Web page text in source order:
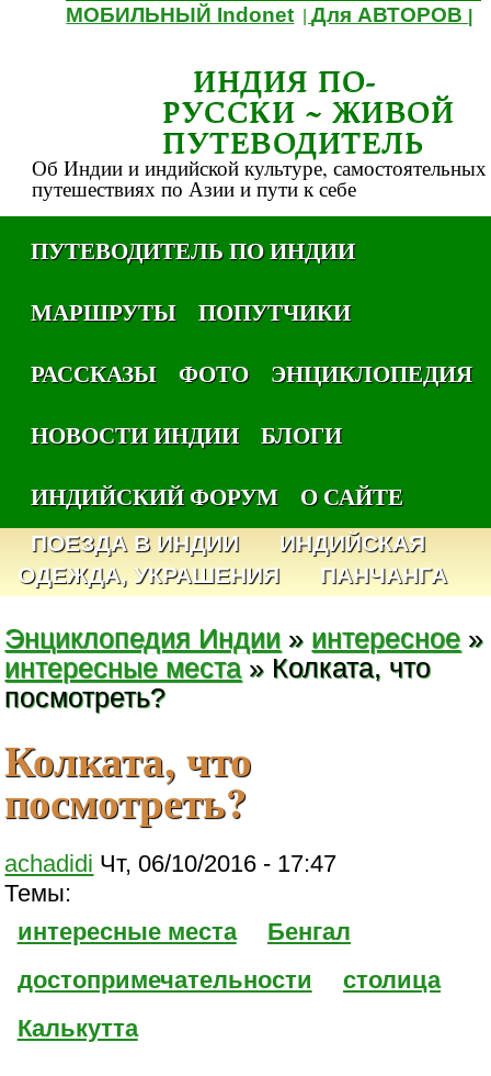
МОБИЛЬНЫЙ Indonet |Для АВТОРОВ
ИНДИЯ ПО-
РУССКИ ~ ЖИВОЙ
ПУТЕВОДИТЕЛЬ
Об Индии и индийской культуре, самостоятельных
путешествиях по Азии и пути к себе
ПУТЕВОДИТЕЛЬ ПО ИНДИИ
МАРШРУТЫ
ПОПУТЧИКИ
РАССКАЗЫ
ФОТО
ЭНЦИКЛОПЕДИЯ
НОВОСТИ ИНДИИ
БЛОГИ
ИНДИЙСКИЙ ФОРУМ
О САЙТЕ
ПОЕЗДА В ИНДИИ
ИНДИЙСКАЯ
ОДЕЖДА, УКРАШЕНИЯ
ПАНЧАНГА
Энциклопедия Индии » интересное »
интересные места » Колката, что
посмотреть?
Колката, что
посмотреть?
achadidi Чт, 06/10/2016 - 17:47
Темы:
интересные места
Бенгал
достопримечательности
столица
Калькутта